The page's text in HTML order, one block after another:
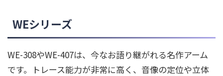
WEシリーズ
WE-308やWE-407は、今なお語り継がれる名作アーム
です。トレース能力が非常に高く、音像の定位や立体